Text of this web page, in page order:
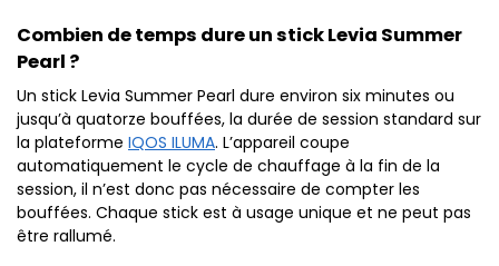
Combien de temps dure un stick Levia Summer
Pearl ?
Un stick Levia Summer Pearl dure environ six minutes ou
jusqu’à quatorze bouffées, la durée de session standard sur
la plateforme IQOS ILUMA. L’appareil coupe
automatiquement le cycle de chauffage à la fin de la
session, il n’est donc pas nécessaire de compter les
bouffées. Chaque stick est à usage unique et ne peut pas
être rallumé.